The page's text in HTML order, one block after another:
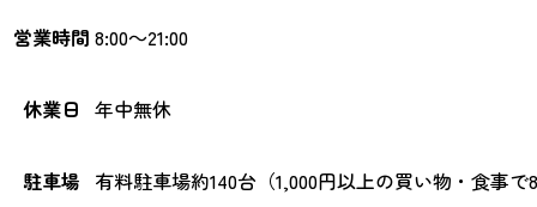
営業時間 8:00～21:00
休業日 年中無休
駐車場 有料駐車場約140台（1,000円以上の買い物・食事で